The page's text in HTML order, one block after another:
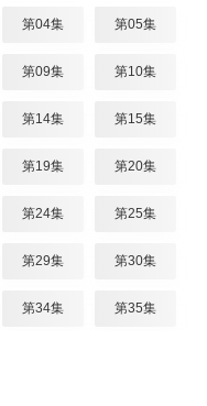
第04集 第05集
第09集 第10集
第14集 第15集
第19集 第20集
第24集 第25集
第29集 第30集
第34集 第35集